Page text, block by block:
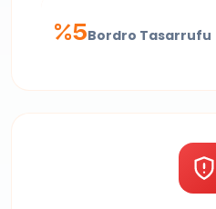
%5Bordro Tasarrufu